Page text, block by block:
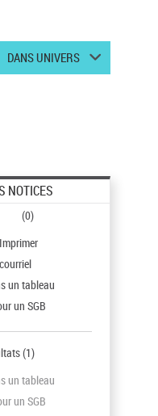
DANS UNIVERS
NOTICES
(0)
un tableau
un SGB
(1)
un tableau
un SGB